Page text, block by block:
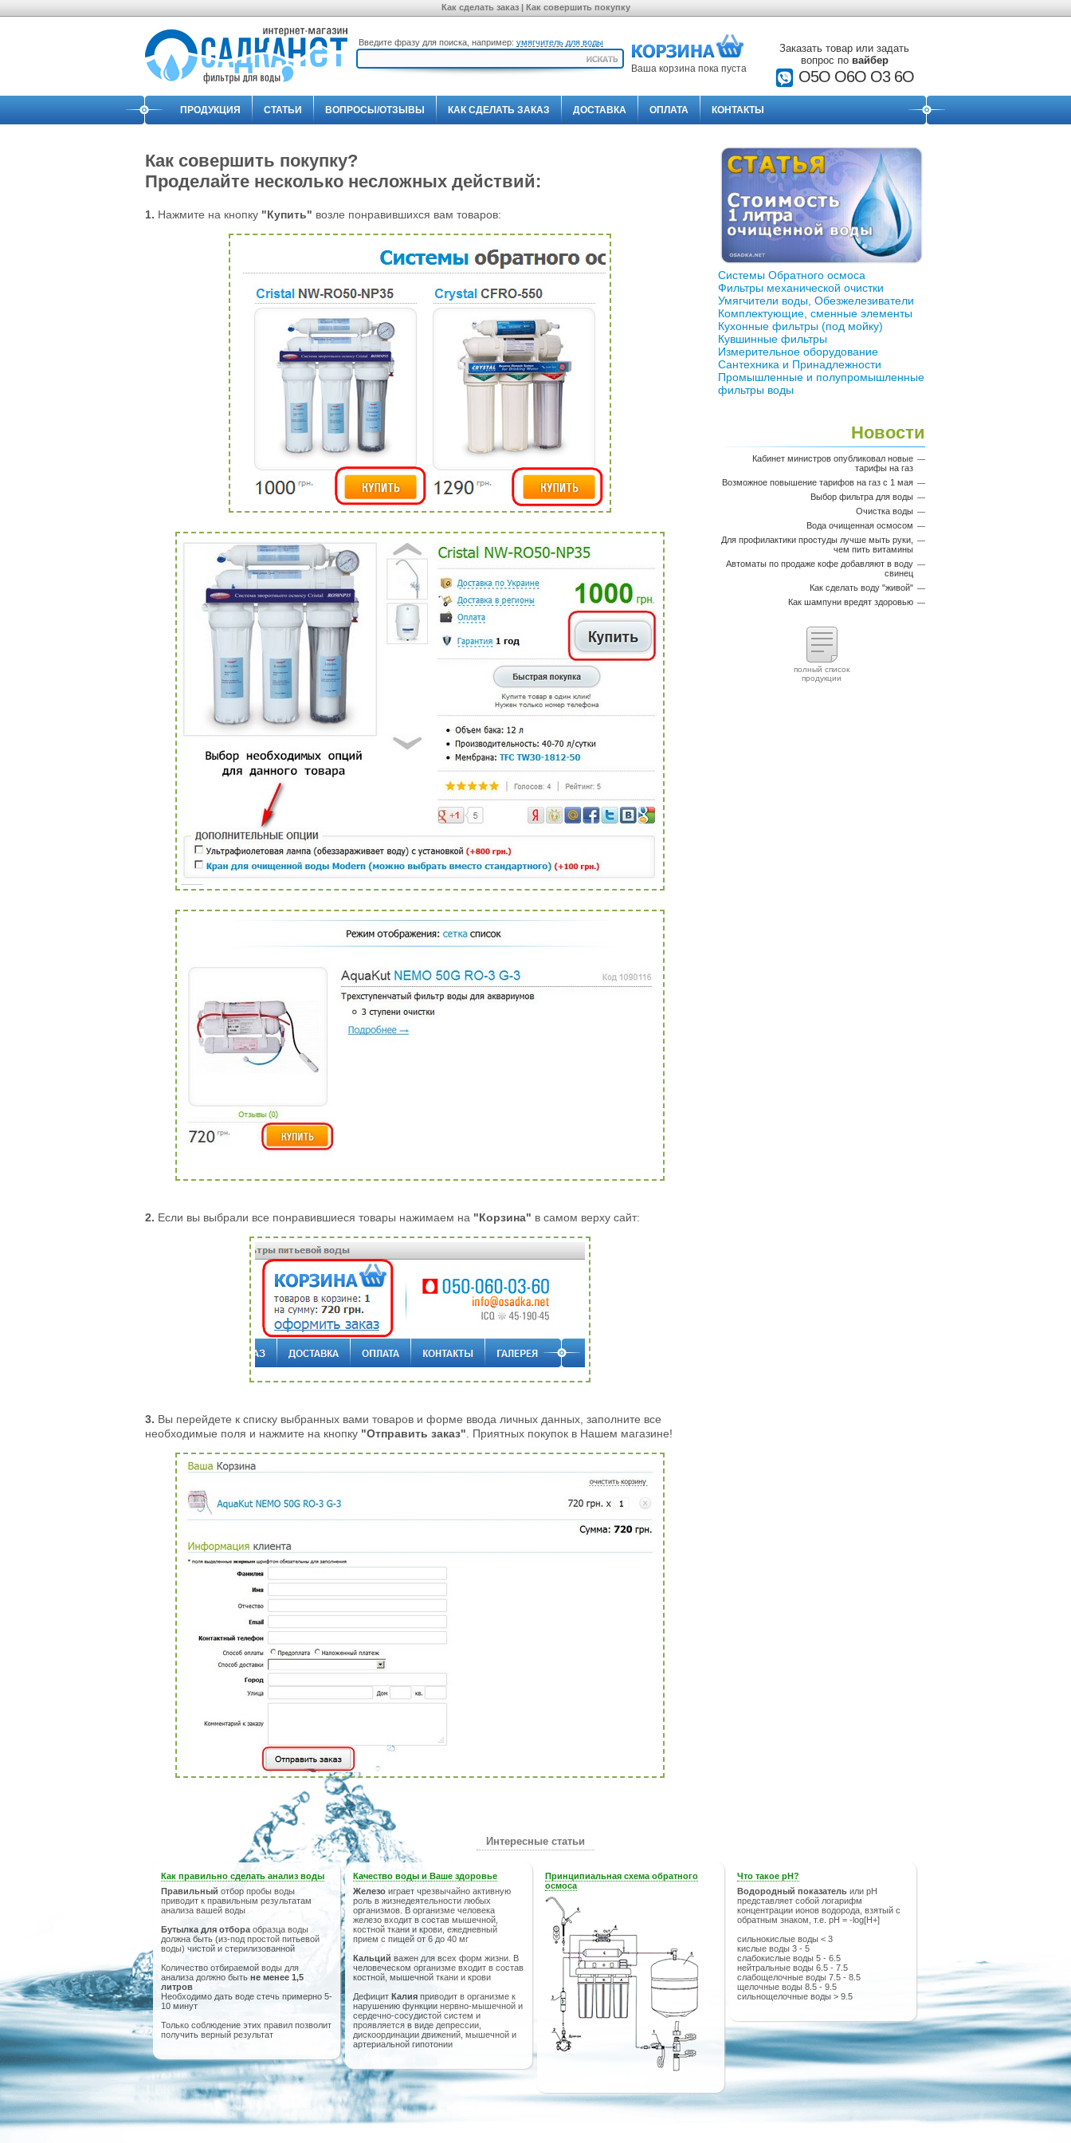
Как сделать заказ | Как совершить покупку
Введите фразу для поиска, например: умягчитель для воды
Ваша корзина пока пуста
Заказать товар или задать
вопрос по вайбер
О5О O6O O3 6O
ПРОДУКЦИЯ СТАТЬИ ВОПРОСЫ/ОТЗЫВЫ КАК СДЕЛАТЬ ЗАКАЗ ДОСТАВКА ОПЛАТА КОНТАКТЫ
Как совершить покупку?
Проделайте несколько несложных действий:
1. Нажмите на кнопку "Купить" возле понравившихся вам товаров:
2. Если вы выбрали все понравившиеся товары нажимаем на "Корзина" в самом верху сайт:
3. Вы перейдете к списку выбранных вами товаров и форме ввода личных данных, заполните все
необходимые поля и нажмите на кнопку "Отправить заказ" . Приятных покупок в Нашем магазине!
Системы Обратного осмоса
Фильтры механической очистки
Умягчители воды, Обезжелезиватели
Комплектующие, сменные элементы
Кухонные фильтры (под мойку)
Кувшинные фильтры
Измерительное оборудование
Сантехника и Принадлежности
Промышленные и полупромышленные
фильтры воды
Новости
Кабинет министров опубликовал новые
тарифы на газ
Возможное повышение тарифов на газ с 1 мая
Выбор фильтра для воды
Очистка воды
Вода очищенная осмосом
Для профилактики простуды лучше мыть руки,
чем пить витамины
Автоматы по продаже кофе добавляют в воду
свинец
Как сделать воду "живой"
Как шампуни вредят здоровью
полный список
продукции
Интересные статьи
Как правильно сделать анализ воды
Правильный отбор пробы воды
приводит к правильным результатам
анализа вашей воды
Бутылка для отбора образца воды
должна быть (из-под простой питьевой
воды) чистой и стерилизованной
Количество отбираемой воды для
анализа должно быть не менее 1,5
литров
Необходимо дать воде стечь примерно 5-
10 минут
Только соблюдение этих правил позволит
получить верный результат
Качество воды и Ваше здоровье
Железо играет чрезвычайно активную
роль в жизнедеятельности любых
организмов. В организме человека
железо входит в состав мышечной,
костной ткани и крови, ежедневный
прием с пищей от 6 до 40 мг
Кальций важен для всех форм жизни. В
человеческом организме входит в состав
костной, мышечной ткани и крови
Дефицит Калия приводит в организме к
нарушению функции нервно-мышечной и
сердечно-сосудистой систем и
проявляется в виде депрессии,
дискоординации движений, мышечной и
артериальной гипотонии
Принципиальная схема обратного
осмоса
Что такое рН?
Водородный показатель или рН
представляет собой логарифм
концентрации ионов водорода, взятый с
обратным знаком, т.е. pH = -log[H+]
сильнокислые воды < 3
кислые воды 3 - 5
слабокислые воды 5 - 6.5
нейтральные воды 6.5 - 7.5
слабощелочные воды 7.5 - 8.5
щелочные воды 8.5 - 9.5
сильнощелочные воды > 9.5